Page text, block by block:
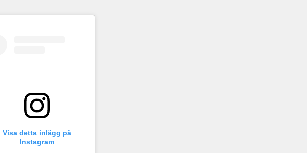
Visa detta inlägg på
Instagram